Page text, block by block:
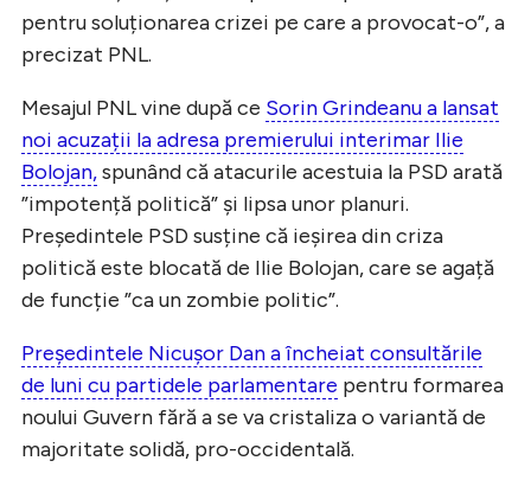
pentru soluționarea crizei pe care a provocat-o”, a
precizat PNL.
Mesajul PNL vine după ce Sorin Grindeanu a lansat
noi acuzații la adresa premierului interimar Ilie
Bolojan,spunând că atacurile acestuia la PSD arată
”impotență politică” și lipsa unor planuri.
Președintele PSD susține că ieșirea din criza
politică este blocată de Ilie Bolojan, care se agață
de funcție ”ca un zombie politic”.
Președintele Nicușor Dan a încheiat consultările
de luni cu partidele parlamentare pentru formarea
noului Guvern fără a se va cristaliza o variantă de
majoritate solidă, pro-occidentală.